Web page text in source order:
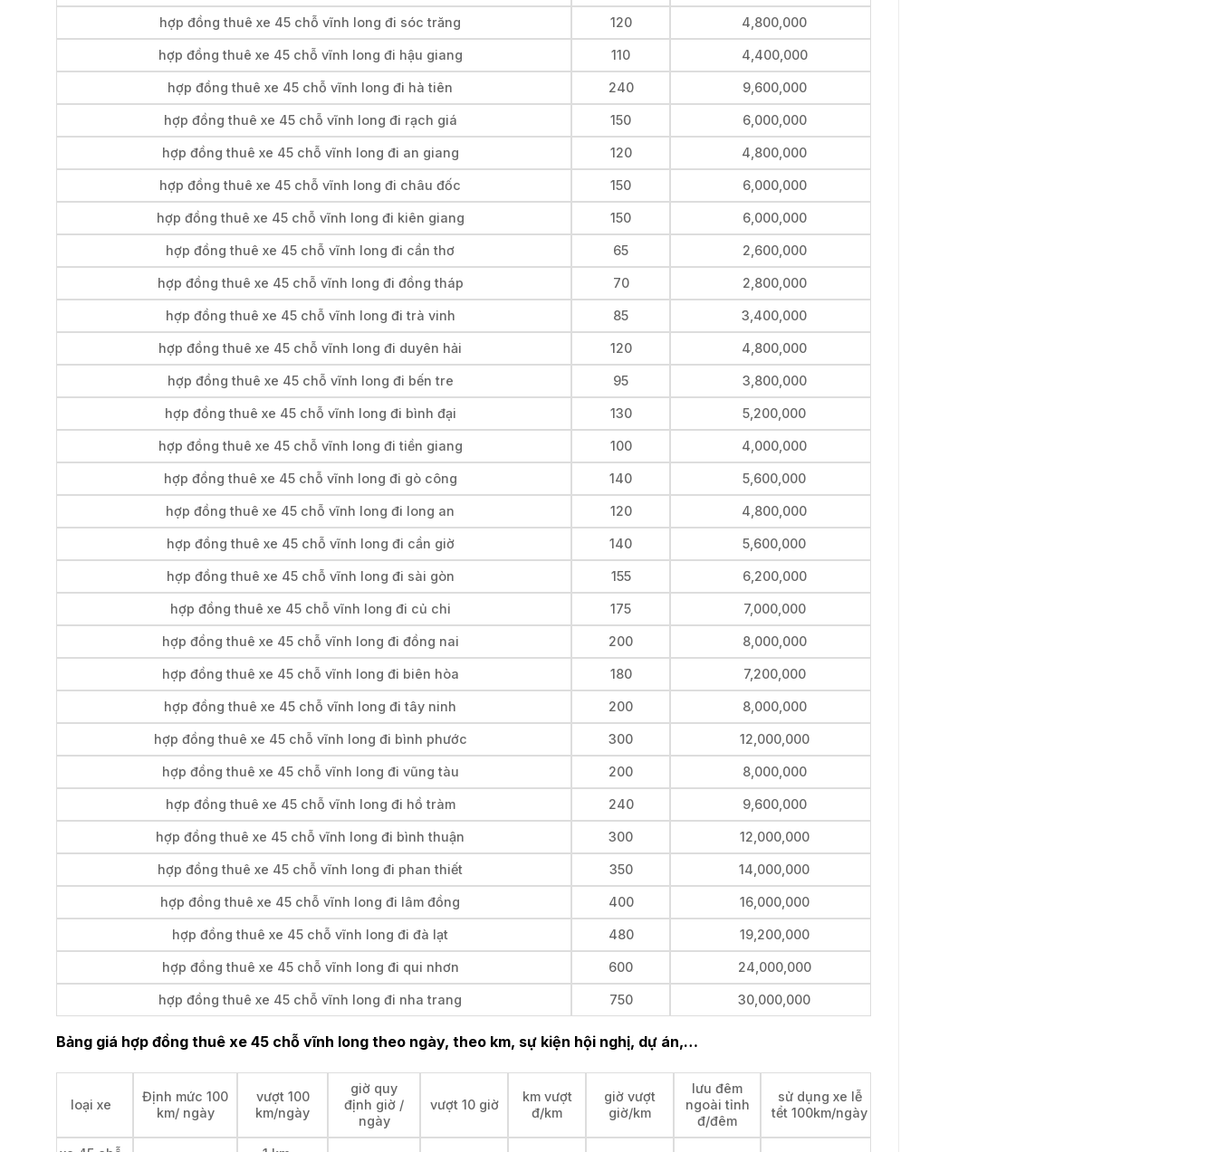
hợp đồng thuê xe 45 chỗ vĩnh long đi sóc trăng 120 4,800,000
hợp đồng thuê xe 45 chỗ vĩnh long đi hậu giang 110 4,400,000
hợp đồng thuê xe 45 chỗ vĩnh long đi hà tiên 240 9,600,000
hợp đồng thuê xe 45 chỗ vĩnh long đi rạch giá 150 6,000,000
hợp đồng thuê xe 45 chỗ vĩnh long đi an giang 120 4,800,000
hợp đồng thuê xe 45 chỗ vĩnh long đi châu đốc 150 6,000,000
hợp đồng thuê xe 45 chỗ vĩnh long đi kiên giang 150 6,000,000
hợp đồng thuê xe 45 chỗ vĩnh long đi cần thơ 65 2,600,000
hợp đồng thuê xe 45 chỗ vĩnh long đi đồng tháp 70 2,800,000
hợp đồng thuê xe 45 chỗ vĩnh long đi trà vinh 85 3,400,000
hợp đồng thuê xe 45 chỗ vĩnh long đi duyên hải 120 4,800,000
hợp đồng thuê xe 45 chỗ vĩnh long đi bến tre 95 3,800,000
hợp đồng thuê xe 45 chỗ vĩnh long đi bình đại 130 5,200,000
hợp đồng thuê xe 45 chỗ vĩnh long đi tiền giang 100 4,000,000
hợp đồng thuê xe 45 chỗ vĩnh long đi gò công 140 5,600,000
hợp đồng thuê xe 45 chỗ vĩnh long đi long an 120 4,800,000
hợp đồng thuê xe 45 chỗ vĩnh long đi cần giờ 140 5,600,000
hợp đồng thuê xe 45 chỗ vĩnh long đi sài gòn 155 6,200,000
hợp đồng thuê xe 45 chỗ vĩnh long đi củ chi 175 7,000,000
hợp đồng thuê xe 45 chỗ vĩnh long đi đồng nai 200 8,000,000
hợp đồng thuê xe 45 chỗ vĩnh long đi biên hòa 180 7,200,000
hợp đồng thuê xe 45 chỗ vĩnh long đi tây ninh 200 8,000,000
hợp đồng thuê xe 45 chỗ vĩnh long đi bình phước 300 12,000,000
hợp đồng thuê xe 45 chỗ vĩnh long đi vũng tàu 200 8,000,000
hợp đồng thuê xe 45 chỗ vĩnh long đi hồ tràm 240 9,600,000
hợp đồng thuê xe 45 chỗ vĩnh long đi bình thuận 300 12,000,000
hợp đồng thuê xe 45 chỗ vĩnh long đi phan thiết 350 14,000,000
hợp đồng thuê xe 45 chỗ vĩnh long đi lâm đồng 400 16,000,000
hợp đồng thuê xe 45 chỗ vĩnh long đi đà lạt 480 19,200,000
hợp đồng thuê xe 45 chỗ vĩnh long đi qui nhơn 600 24,000,000
hợp đồng thuê xe 45 chỗ vĩnh long đi nha trang 750 30,000,000
Bảng giá hợp đồng thuê xe 45 chỗ vĩnh long theo ngày, theo km, sự kiện hội nghị, dự án,…
loại xe
Định mức 100
km/ ngày
vượt 100
km/ngày
giờ quy
định giờ /
ngày
vượt 10 giờ
km vượt
đ/km
giờ vượt
giờ/km
lưu đêm
ngoài tỉnh
đ/đêm
sử dụng xe lễ
tểt 100km/ngày